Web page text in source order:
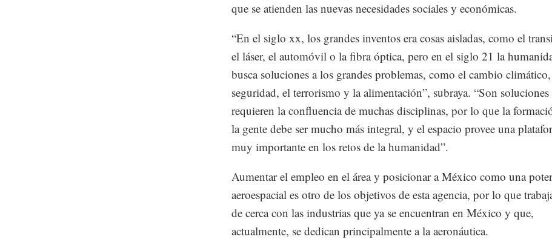
que se atienden las nuevas necesidades sociales y económicas.
“En el siglo xx, los grandes inventos era cosas aisladas, como el
el láser, el automóvil o la fibra óptica, pero en el siglo 21 la
busca soluciones a los grandes problemas, como el cambio
seguridad, el terrorismo y la alimentación”, subraya. “Son soluciones
requieren la confluencia de muchas disciplinas, por lo que la
la gente debe ser mucho más integral, y el espacio provee una
muy importante en los retos de la humanidad”.
Aumentar el empleo en el área y posicionar a México como una
aeroespacial es otro de los objetivos de esta agencia, por lo que
de cerca con las industrias que ya se encuentran en México y que,
actualmente, se dedican principalmente a la aeronáutica.